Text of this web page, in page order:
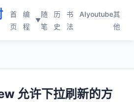
首
页
编
程
▼
随
笔
历
史
书
法
AIyoutube其
他
允许下拉刷新的方